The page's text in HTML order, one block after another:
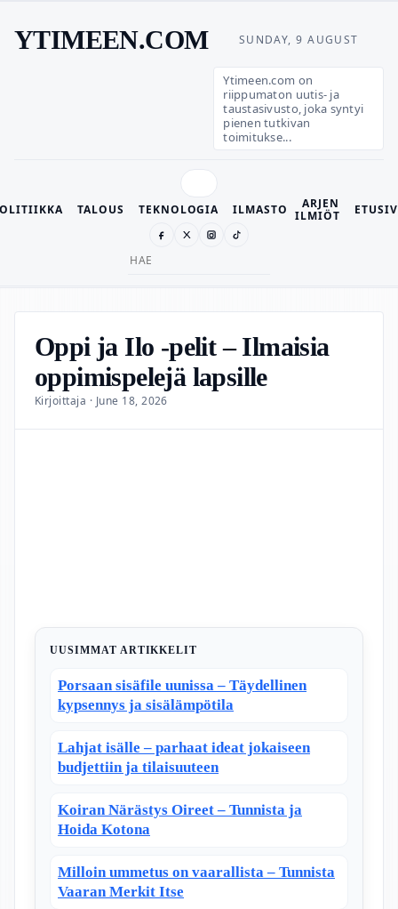
SUNDAY, 9 AUGUST
YTIMEEN.COM
Ytimeen.com on
riippumaton uutis- ja
taustasivusto, joka syntyi
pienen tutkivan
toimitukse...
TALOUS TEKNOLOGIA ILMASTO
ARJEN
ILMIÖT
Search
Oppi ja Ilo -pelit – Ilmaisia
oppimispelejä lapsille
Kirjoittaja · June 18, 2026
UUSIMMAT ARTIKKELIT
Porsaan sisäfile uunissa – Täydellinen
kypsennys ja sisälämpötila
Lahjat isälle – parhaat ideat jokaiseen
budjettiin ja tilaisuuteen
Koiran Närästys Oireet – Tunnista ja
Hoida Kotona
Milloin ummetus on vaarallista – Tunnista
Vaaran Merkit Itse